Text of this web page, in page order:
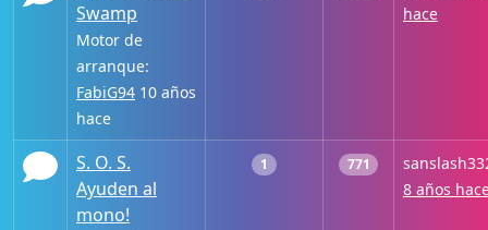
Swamp
Motor de
arranque:
FabiG94 10 años
hace
hace
S. O. S.
Ayuden al
mono!
1 771
8 años